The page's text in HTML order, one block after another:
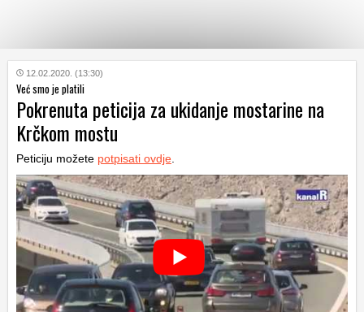
KATEGORIJE
HRVATSKI
WEB
12.02.2020. (13:30)
Već smo je platili
Pokrenuta peticija za ukidanje mostarine na
Krčkom mostu
Peticiju možete potpisati ovdje